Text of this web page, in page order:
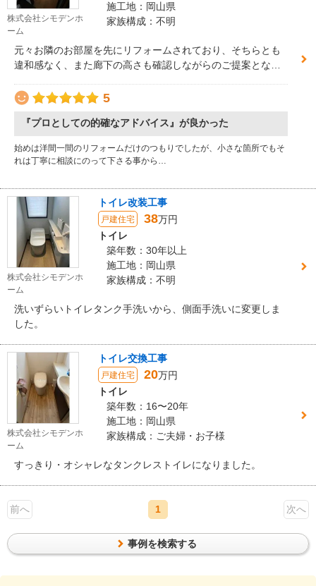
株式会社シモデンホ
ーム
施工地：岡山県
家族構成：不明
元々お隣のお部屋を先にリフォームされており、そちらとも
違和感なく、また廊下の高さも確認しながらのご提案となり
クロス張替をおこなったので、お部屋全体が新しい雰囲気と
5
『プロとしての的確なアドバイス』が良かった
始めは洋間一間のリフォームだけのつもりでしたが、小さな箇所でもそ
れは丁寧に相談にのって下さる事から…
株式会社シモデンホ
ーム
トイレ改装工事
戸建住宅 38万円
トイレ
築年数：30年以上
施工地：岡山県
家族構成：不明
洗いずらいトイレタンク手洗いから、側面手洗いに変更しま
した。
株式会社シモデンホ
ーム
トイレ交換工事
戸建住宅 20万円
トイレ
築年数：16〜20年
施工地：岡山県
家族構成：ご夫婦・お子様
すっきり・オシャレなタンクレストイレになりました。
前へ 1 次へ
事例を検索する